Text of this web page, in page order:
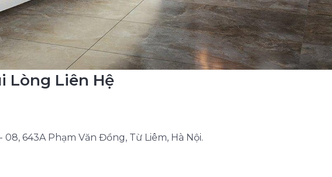
Lòng Liên Hệ
643A Phạm Văn Đồng, Từ Liêm, Hà Nội.